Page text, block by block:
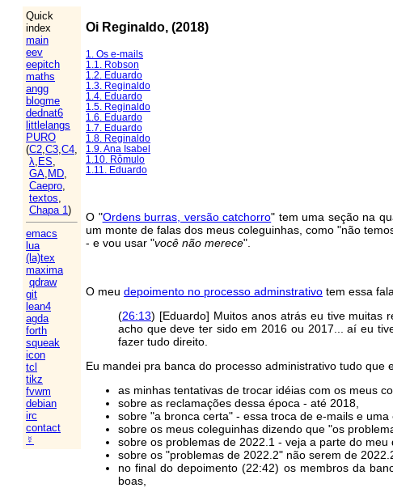
Quick
index
main
eev
eepitch
maths
angg
blogme
dednat6
littlelangs
PURO
(C2,C3,C4,
λ, ES,
GA, MD,
Caepro,
textos,
Chapa 1)
emacs
lua
(la)tex
maxima
qdraw
git
lean4
agda
forth
squeak
icon
tcl
tikz
fvwm
debian
irc
contact
☿
Oi Reginaldo, (2018)
1. Os e-mails
1.1. Robson
1.2. Eduardo
1.3. Reginaldo
1.4. Eduardo
1.5. Reginaldo
1.6. Eduardo
1.7. Eduardo
1.8. Reginaldo
1.9. Ana Isabel
1.10. Rômulo
1.11. Eduardo
O "Ordens burras, versão catchorro" tem uma seção na
um monte de falas dos meus coleguinhas, como "não
- e vou usar "você não merece".
O meu depoimento no processo adminstrativo tem essa
(26:13) [Eduardo] Muitos anos atrás eu tive muitas
acho que deve ter sido em 2016 ou 2017... aí eu
fazer tudo direito.
Eu mandei pra banca do processo administrativo tudo que
as minhas tentativas de trocar idéias com os meus
sobre as reclamações dessa época - até 2018,
sobre "a bronca certa" - essa troca de e-mails e
sobre os meus coleguinhas dizendo que "os
sobre os problemas de 2022.1 - veja a parte do
sobre os "problemas de 2022.2" não serem de
no final do depoimento (22:42) os membros da
boas,